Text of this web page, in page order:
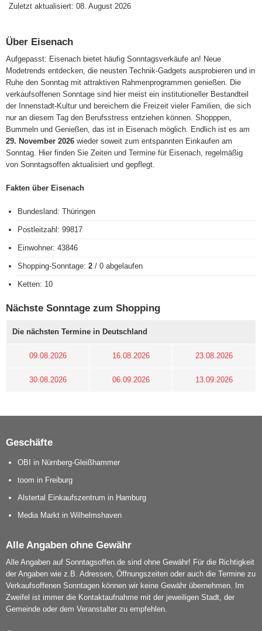
Zuletzt aktualisiert: 08. August 2026
Über Eisenach
Aufgepasst: Eisenach bietet häufig Sonntagsverkäufe an! Neue
Modetrends entdecken, die neusten Technik-Gadgets ausprobieren und in
Ruhe den Sonntag mit attraktiven Rahmenprogrammen genießen. Die
verkaufsoffenen Sonntage sind hier meist ein institutioneller Bestandteil
der Innenstadt-Kultur und bereichern die Freizeit vieler Familien, die sich
nur an diesem Tag den Berufsstress entziehen können. Shopppen,
Bummeln und Genießen, das ist in Eisenach möglich. Endlich ist es am
29. November 2026 wieder soweit zum entspannten Einkaufen am
Sonntag. Hier finden Sie Zeiten und Termine für Eisenach, regelmäßig
von Sonntagsoffen aktualisiert und gepflegt.
Fakten über Eisenach
Bundesland: Thüringen
Postleitzahl: 99817
Einwohner: 43846
Shopping-Sonntage: 2 / 0 abgelaufen
Ketten: 10
Nächste Sonntage zum Shopping
Die nächsten Termine in Deutschland
09.08.2026 16.08.2026 23.08.2026
30.08.2026 06.09.2026 13.09.2026
Geschäfte
OBI in Nürnberg-Gleißhammer
toom in Freiburg
Alstertal Einkaufszentrum in Hamburg
Media Markt in Wilhelmshaven
Alle Angaben ohne Gewähr
Alle Angaben auf Sonntagsoffen.de sind ohne Gewähr! Für die Richtigkeit
der Angaben wie z.B. Adressen, Öffnungszeiten oder auch die Termine zu
Verkaufsoffenen Sonntagen können wir keine Gewähr übernehmen. Im
Zweifel ist immer die Kontaktaufnahme mit der jeweiligen Stadt, der
Gemeinde oder dem Veranstalter zu empfehlen.